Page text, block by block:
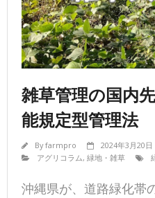
雑草管理の国内
能規定型管理法
Byfarmpro 2024年3月20日
アグリコラム, 緑地・雑草
沖縄県が、道路緑化帯